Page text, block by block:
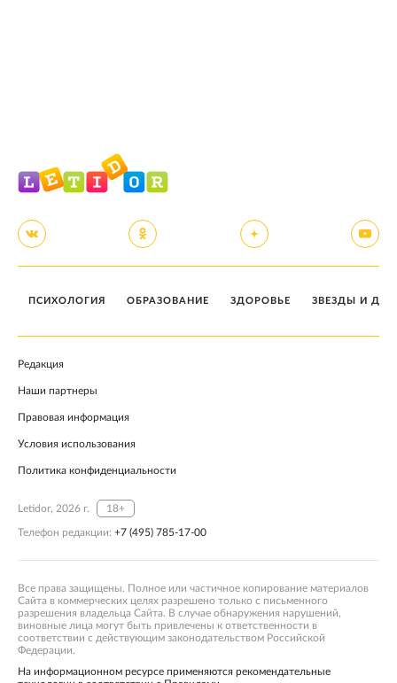
ПСИХОЛОГИЯ ОБРАЗОВАНИЕ ЗДОРОВЬЕ ЗВЕЗДЫ И
Редакция
Наши партнеры
Правовая информация
Условия использования
Политика конфиденциальности
Letidor, 2026 г. 18+
Телефон редакции: +7 (495) 785-17-00
Все права защищены. Полное или частичное копирование материалов
Сайта в коммерческих целях разрешено только с письменного
разрешения владельца Сайта. В случае обнаружения нарушений,
виновные лица могут быть привлечены к ответственности в
соответствии с действующим законодательством Российской
Федерации.
На информационном ресурсе применяются рекомендательные